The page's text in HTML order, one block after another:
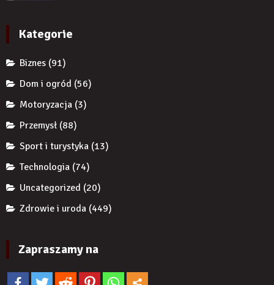
Kategorie
Biznes (91)
Dom i ogród (56)
Motoryzacja (3)
Przemysł (88)
Sport i turystyka (13)
Technologia (74)
Uncategorized (20)
Zdrowie i uroda (449)
Zapraszamy na